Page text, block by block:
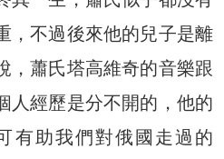
，不過後來他的兒子是離
，蕭氏塔高維奇的音樂跟
人經歷是分不開的，他的
有助我們對俄國走過的